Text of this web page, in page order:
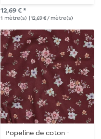
Petits bouquets de fleurs
» marron
12,69 € *
1 mètre(s) | 12,69 € / mètre(s)
Popeline de coton -